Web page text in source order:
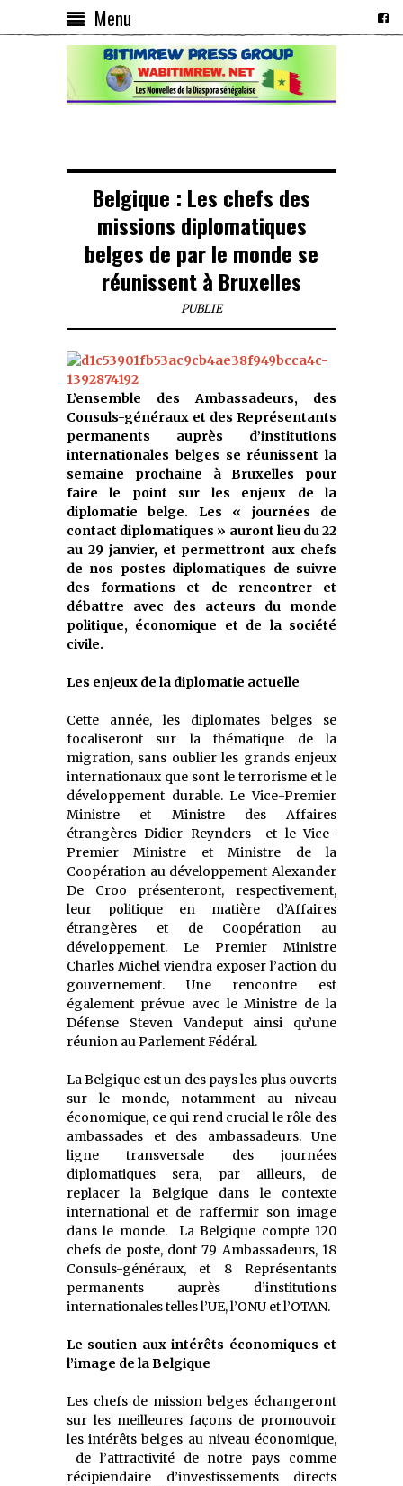
Menu
Belgique : Les chefs des
missions diplomatiques
belges de par le monde se
réunissent à Bruxelles
PUBLIE
L’ensemble des Ambassadeurs, des
Consuls-généraux et des Représentants
permanents auprès d’institutions
internationales belges se réunissent la
semaine prochaine à Bruxelles pour
faire le point sur les enjeux de la
diplomatie belge. Les « journées de
contact diplomatiques » auront lieu du 22
au 29 janvier, et permettront aux chefs
de nos postes diplomatiques de suivre
des formations et de rencontrer et
débattre avec des acteurs du monde
politique, économique et de la société
civile.
Les enjeux de la diplomatie actuelle
Cette année, les diplomates belges se
focaliseront sur la thématique de la
migration, sans oublier les grands enjeux
internationaux que sont le terrorisme et le
développement durable. Le Vice-Premier
Ministre et Ministre des Affaires
étrangères Didier Reynders et le Vice-
Premier Ministre et Ministre de la
Coopération au développement Alexander
De Croo présenteront, respectivement,
leur politique en matière d’Affaires
étrangères et de Coopération au
développement. Le Premier Ministre
Charles Michel viendra exposer l’action du
gouvernement. Une rencontre est
également prévue avec le Ministre de la
Défense Steven Vandeput ainsi qu’une
réunion au Parlement Fédéral.
La Belgique est un des pays les plus ouverts
sur le monde, notamment au niveau
économique, ce qui rend crucial le rôle des
ambassades et des ambassadeurs. Une
ligne transversale des journées
diplomatiques sera, par ailleurs, de
replacer la Belgique dans le contexte
international et de raffermir son image
dans le monde. La Belgique compte 120
chefs de poste, dont 79 Ambassadeurs, 18
Consuls-généraux, et 8 Représentants
permanents auprès d’institutions
internationales telles l’UE, l’ONU et l’OTAN.
Le soutien aux intérêts économiques et
l’image de la Belgique
Les chefs de mission belges échangeront
sur les meilleures façons de promouvoir
les intérêts belges au niveau économique,
de l’attractivité de notre pays comme
récipiendaire d’investissements directs